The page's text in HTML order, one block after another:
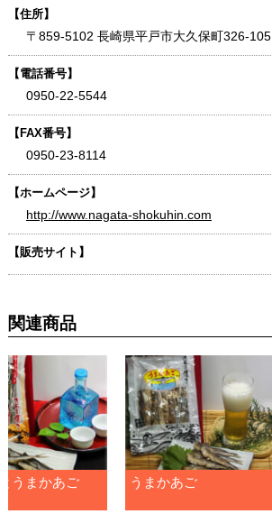
【住所】
〒859-5102 長崎県平戸市大久保町326-105
【電話番号】
0950-22-5544
【FAX番号】
0950-23-8114
【ホームページ】
http://www.nagata-shokuhin.com
【販売サイト】
関連商品
うまかあご うまかあご